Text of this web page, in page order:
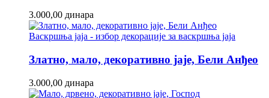
3.000,00 динара
Васкршња јаја - избор декорације за васкршња јаја
Златно, мало, декоративно јаје, Бели Анђео
3.000,00 динара